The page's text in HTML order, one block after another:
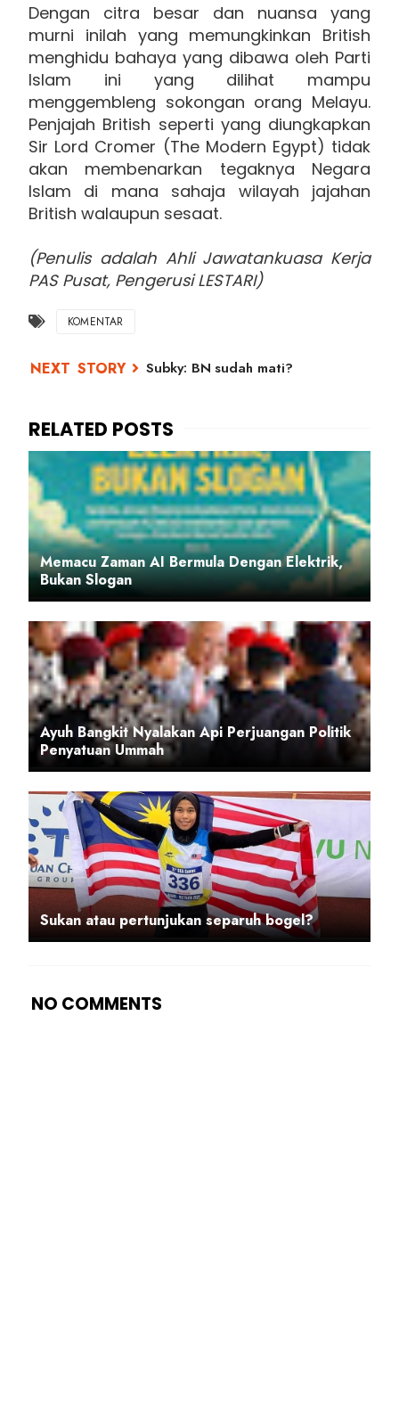
Dengan citra besar dan nuansa yang
murni inilah yang memungkinkan British
menghidu bahaya yang dibawa oleh Parti
Islam ini yang dilihat mampu
menggembleng sokongan orang Melayu.
Penjajah British seperti yang diungkapkan
Sir Lord Cromer (The Modern Egypt) tidak
akan membenarkan tegaknya Negara
Islam di mana sahaja wilayah jajahan
British walaupun sesaat.
(Penulis adalah Ahli Jawatankuasa Kerja
PAS Pusat, Pengerusi LESTARI)
KOMENTAR
Subky: BN sudah mati?
Memacu Zaman AI Bermula Dengan Elektrik,
Bukan Slogan
Ayuh Bangkit Nyalakan Api Perjuangan Politik
Penyatuan Ummah
Sukan atau pertunjukan separuh bogel?
NO COMMENTS